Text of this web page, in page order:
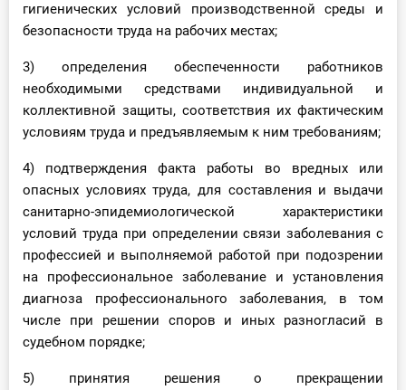
гигиенических условий производственной среды и
безопасности труда на рабочих местах;
3) определения обеспеченности работников
необходимыми средствами индивидуальной и
коллективной защиты, соответствия их фактическим
условиям труда и предъявляемым к ним требованиям;
4) подтверждения факта работы во вредных или
опасных условиях труда, для составления и выдачи
санитарно-эпидемиологической характеристики
условий труда при определении связи заболевания с
профессией и выполняемой работой при подозрении
на профессиональное заболевание и установления
диагноза профессионального заболевания, в том
числе при решении споров и иных разногласий в
судебном порядке;
5) принятия решения о прекращении